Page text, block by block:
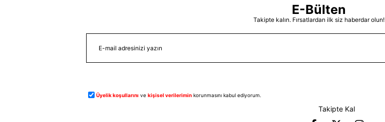
E-Bülten
Takipte kalın. Fırsatlardan ilk siz haberdar olun!
Üyelik koşullarını ve kişisel verilerimin korunmasını kabul ediyorum.
Takipte Kal